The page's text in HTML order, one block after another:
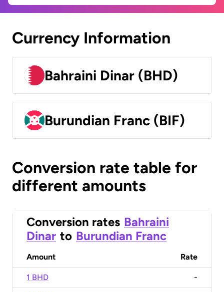
Currency Information
Bahraini Dinar (BHD)
Burundian Franc (BIF)
Conversion rate table for
different amounts
Conversion rates Bahraini
Dinar to Burundian Franc
Amount Rate
1 BHD -